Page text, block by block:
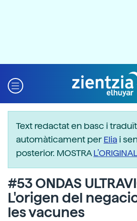
Text redactat en basc i traduït
automàticament perElia i
posterior. MOSTRA
#53 ONDAS
L'origen del
les vacunes